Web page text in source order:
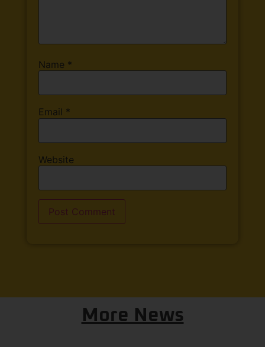
Name *
Email *
Website
More News